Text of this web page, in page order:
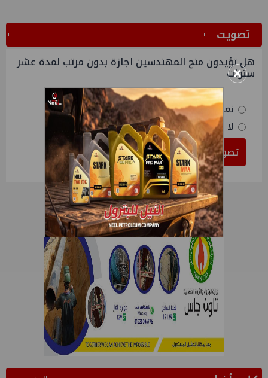
ﺗﺼﻮﻳﺖ
هل تؤيدون منح المهندسين اجازة بدون مرتب لمدة عشر
سنوات
نعم
لا
تصويت
النتائج
×